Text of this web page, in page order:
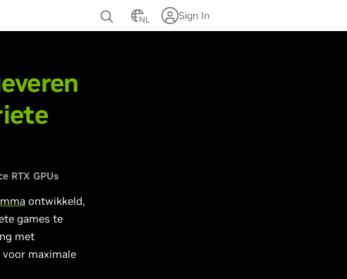
NL Sign In
RTX GPUs
ontwikkeld,
games te
met
maximale